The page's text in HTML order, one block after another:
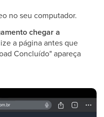
no seu computador.
chegar a
a página antes que
Concluído" apareça